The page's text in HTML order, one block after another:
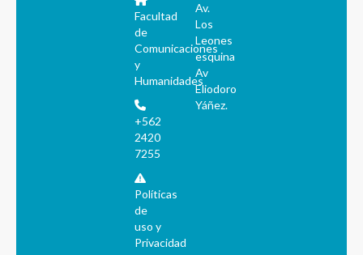
Facultad
de
Comunicaciones
y
Humanidades
+562
2420
7255
Políticas
de
uso y
Privacidad
Av.
Los
Leones
esquina
Av
Eliodoro
Yáñez.